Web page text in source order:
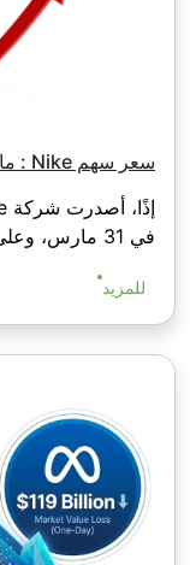
سعر سهم Nike : ما الذي حدث ولماذا؟
في 31 مارس، وعلى...
للمزيد